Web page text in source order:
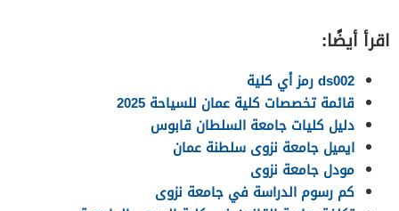
اقرأ أيضًا:
ds002 رمز أي كلية
قائمة تخصصات كلية عمان للسياحة 2025
دليل كليات جامعة السلطان قابوس
ايميل جامعة نزوى سلطنة عمان
مودل جامعة نزوى
كم رسوم الدراسة في جامعة نزوى